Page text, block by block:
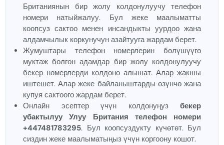
Британиянын бир жолу колдонулуучу телефон
номери натыйжалуу. Бул жеке маалыматты
коопсуз сактоо менен инсандыкты уурдоо жана
алдамчылык коркунучун азайтууга жардам берет.
Жумуштары телефон номерлерин бөлүшүүгө
муктаж болгон адамдар бир жолу колдонулуучу
бекер номерлерди колдоно алышат. Алар жакшы
иштешет. Алар жеке байланыштарды өзүнчө жана
купуя сактоого жардам берет.
Онлайн эсептер үчүн колдонуңуз бекер
убактылуу Улуу Британия телефон номери
+447481783295. Бул коопсуздукту күчөтөт. Бул
сиздин жеке маалыматыңыз үчүн коргоону кошот.